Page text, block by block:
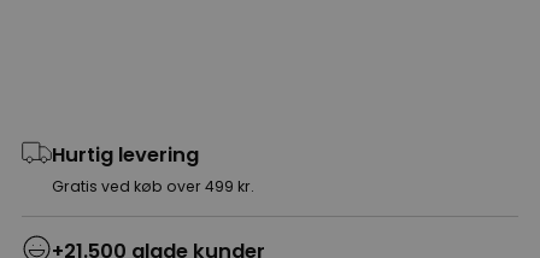
Hurtig levering
Gratis ved køb over 499 kr.
+21.500 glade kunder